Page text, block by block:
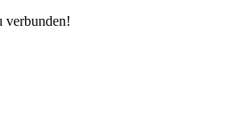
verbunden!